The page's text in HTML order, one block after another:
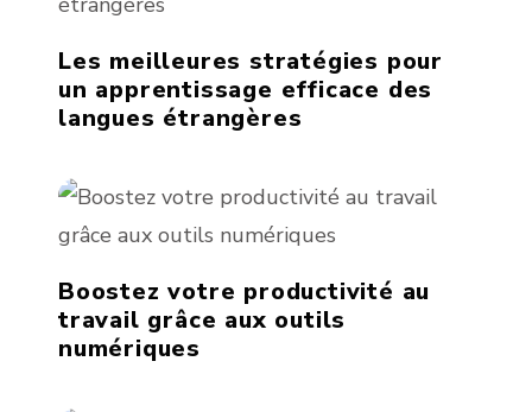
Les meilleures stratégies pour
un apprentissage efficace des
langues étrangères
Boostez votre productivité au
travail grâce aux outils
numériques